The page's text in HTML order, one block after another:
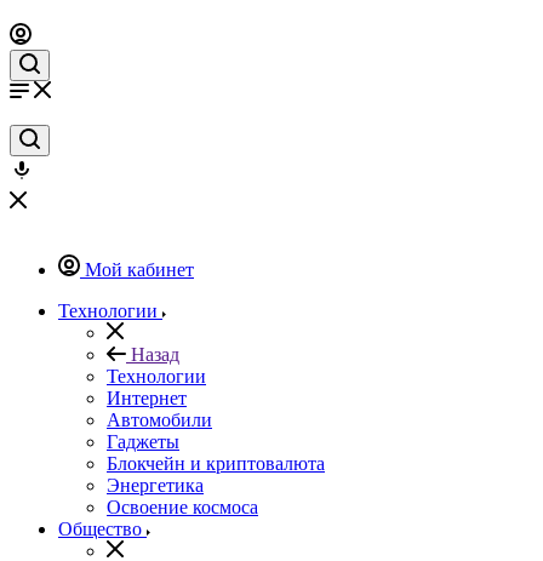
Мой кабинет
Технологии
Назад
Технологии
Интернет
Автомобили
Гаджеты
Блокчейн и криптовалюта
Энергетика
Освоение космоса
Общество